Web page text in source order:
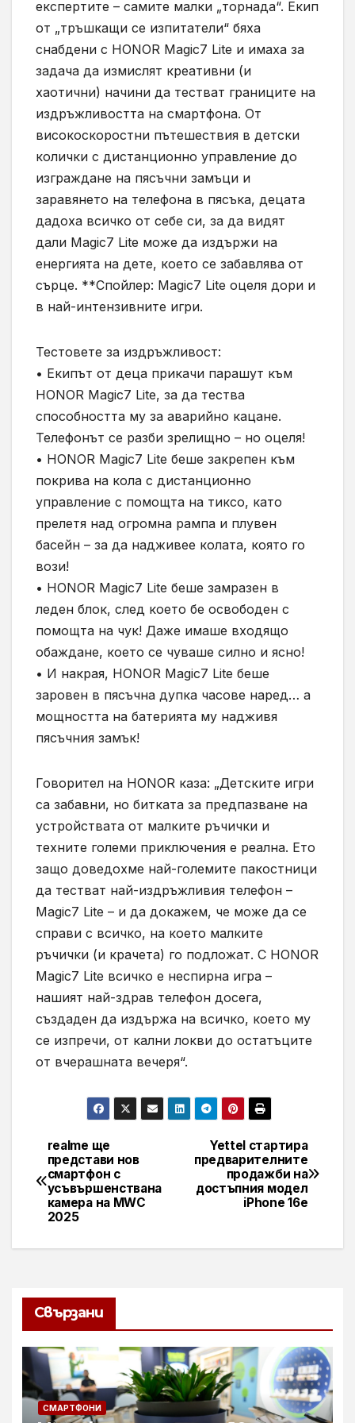
експертите – самите малки „торнада“. Екип
от „тръшкащи се изпитатели“ бяха
снабдени с HONOR Magic7 Lite и имаха за
задача да измислят креативни (и
хаотични) начини да тестват границите на
издръжливостта на смартфона. От
високоскоростни пътешествия в детски
колички с дистанционно управление до
изграждане на пясъчни замъци и
заравянето на телефона в пясъка, децата
дадоха всичко от себе си, за да видят
дали Magic7 Lite може да издържи на
енергията на дете, което се забавлява от
сърце. **Спойлер: Magic7 Lite оцеля дори и
в най-интензивните игри.
Тестовете за издръжливост:
• Екипът от деца прикачи парашут към
HONOR Magic7 Lite, за да тества
способността му за аварийно кацане.
Телефонът се разби зрелищно – но оцеля!
• HONOR Magic7 Lite беше закрепен към
покрива на кола с дистанционно
управление с помощта на тиксо, като
прелетя над огромна рампа и плувен
басейн – за да надживее колата, която го
вози!
• HONOR Magic7 Lite беше замразен в
леден блок, след което бе освободен с
помощта на чук! Даже имаше входящо
обаждане, което се чуваше силно и ясно!
• И накрая, HONOR Magic7 Lite беше
заровен в пясъчна дупка часове наред… а
мощността на батерията му надживя
пясъчния замък!
Говорител на HONOR каза: „Детските игри
са забавни, но битката за предпазване на
устройствата от малките ръчички и
техните големи приключения е реална. Ето
защо доведохме най-големите пакостници
да тестват най-издръжливия телефон –
Magic7 Lite – и да докажем, че може да се
справи с всичко, на което малките
ръчички (и крачета) го подложат. С HONOR
Magic7 Lite всичко е неспирна игра –
нашият най-здрав телефон досега,
създаден да издържа на всичко, което му
се изпречи, от кални локви до остатъците
от вчерашната вечеря“.
Навигация
Yettel стартира
предварителните
продажби на
достъпния модел
iPhone 16e
realme ще
представи нов
смартфон с
усъвършенствана
камера на MWC
2025
Свързани
СМАРТФОНИ